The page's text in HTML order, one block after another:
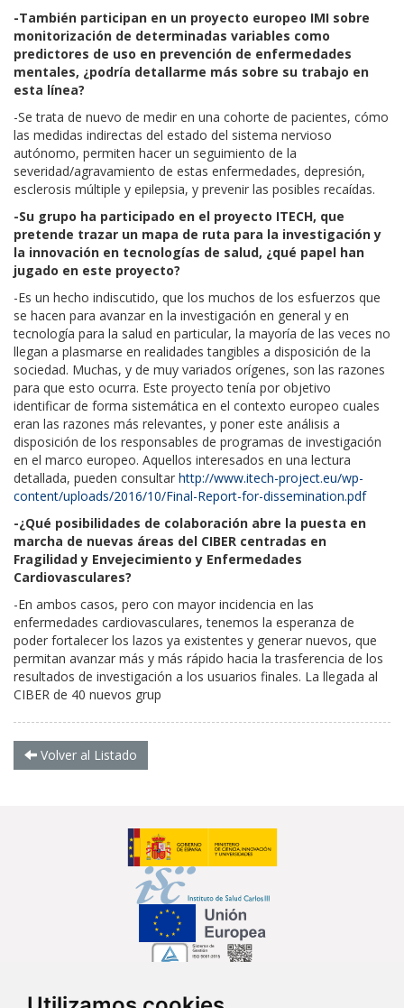
-También participan en un proyecto europeo IMI sobre
monitorización de determinadas variables como
predictores de uso en prevención de enfermedades
mentales, ¿podría detallarme más sobre su trabajo en
esta línea?
-Se trata de nuevo de medir en una cohorte de pacientes, cómo
las medidas indirectas del estado del sistema nervioso
autónomo, permiten hacer un seguimiento de la
severidad/agravamiento de estas enfermedades, depresión,
esclerosis múltiple y epilepsia, y prevenir las posibles recaídas.
-Su grupo ha participado en el proyecto ITECH, que
pretende trazar un mapa de ruta para la investigación y
la innovación en tecnologías de salud, ¿qué papel han
jugado en este proyecto?
-Es un hecho indiscutido, que los muchos de los esfuerzos que
se hacen para avanzar en la investigación en general y en
tecnología para la salud en particular, la mayoría de las veces no
llegan a plasmarse en realidades tangibles a disposición de la
sociedad. Muchas, y de muy variados orígenes, son las razones
para que esto ocurra. Este proyecto tenía por objetivo
identificar de forma sistemática en el contexto europeo cuales
eran las razones más relevantes, y poner este análisis a
disposición de los responsables de programas de investigación
en el marco europeo. Aquellos interesados en una lectura
detallada, pueden consultar http://www.itech-project.eu/wp-
content/uploads/2016/10/Final-Report-for-dissemination.pdf
-¿Qué posibilidades de colaboración abre la puesta en
marcha de nuevas áreas del CIBER centradas en
Fragilidad y Envejecimiento y Enfermedades
Cardiovasculares?
-En ambos casos, pero con mayor incidencia en las
enfermedades cardiovasculares, tenemos la esperanza de
poder fortalecer los lazos ya existentes y generar nuevos, que
permitan avanzar más y más rápido hacia la trasferencia de los
resultados de investigación a los usuarios finales. La llegada al
CIBER de 40 nuevos grup
Volver al Listado